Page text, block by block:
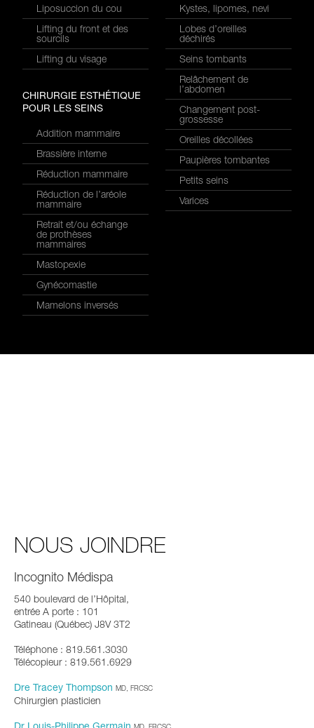
Liposuccion du cou
Lifting du front et des
sourcils
Lifting du visage
CHIRURGIE ESTHÉTIQUE
POUR LES SEINS
Addition mammaire
Brassière interne
Réduction mammaire
Réduction de l’aréole
mammaire
Retrait et/ou échange
de prothèses
mammaires
Mastopexie
Gynécomastie
Mamelons inversés
Kystes, lipomes, nevi
Lobes d’oreilles
déchirés
Seins tombants
Relâchement de
l’abdomen
Changement post-
grossesse
Oreilles décollées
Paupières tombantes
Petits seins
Varices
NOUS JOINDRE
Incognito Médispa
540 boulevard de l’Hôpital,
entrée A porte : 101
Gatineau (Québec) J8V 3T2
Téléphone : 819.561.3030
Télécopieur : 819.561.6929
Dre Tracey Thompson MD, FRCSC
Chirurgien plasticien